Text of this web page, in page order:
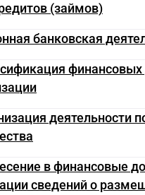
(займов)
банковская
финансовых
деятельности
в финансовые
сведений о